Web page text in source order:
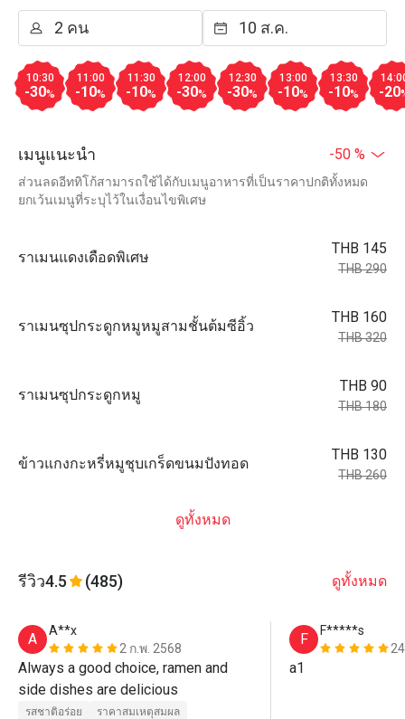
10:30
-30%
11:00
-10%
11:30
-10%
12:00
-30%
12:30
-30%
13:00
-10%
13:30
-10% -20
เมนูแนะนำ -50 %
ส่วนลดอีททิโก้สามารถใช้ได้กับเมนูอาหารที่เป็นราคาปกติทั้งหมด
ยกเว้นเมนูที่ระบุไว้ในเงื่อนไขพิเศษ
ราเมนแดงเดือดพิเศษ
THB 145
THB 290
ราเมนซุปกระดูกหมูหมูสามชั้นต้มซีอิ้ว
THB 160
THB 320
ราเมนซุปกระดูกหมู
THB 90
THB 180
ข้าวแกงกะหรี่หมูชุบเกร็ดขนมปังทอด
THB 130
THB 260
ดูทั้งหมด
รีวิว4.5 (485) ดูทั้งหมด
A
A**x
2 ก.พ. 2568
Always a good choice, ramen and
side dishes are delicious
รสชาติอร่อย ราคาสมเหตุสมผล
F
F*****s
a1